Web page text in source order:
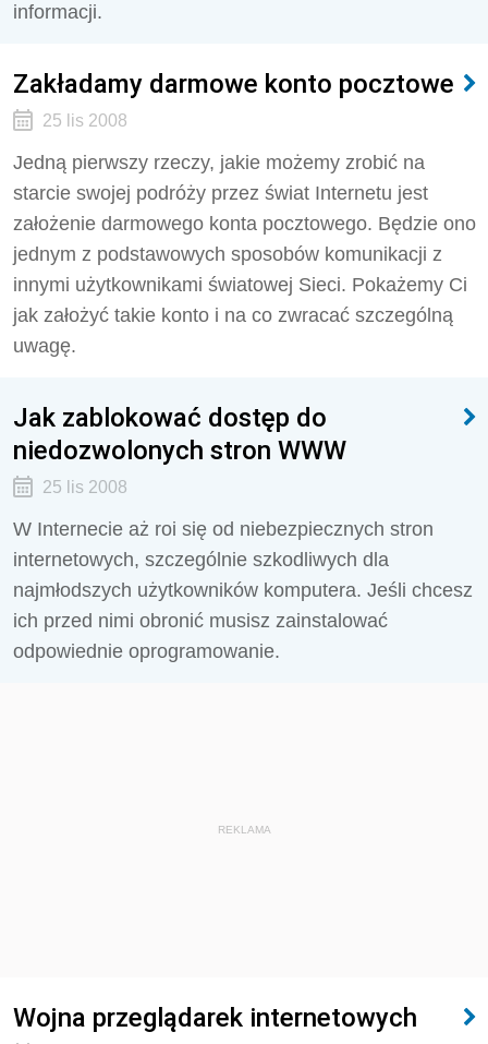
informacji.
Zakładamy darmowe konto pocztowe
25 lis 2008
Jedną pierwszy rzeczy, jakie możemy zrobić na
starcie swojej podróży przez świat Internetu jest
założenie darmowego konta pocztowego. Będzie ono
jednym z podstawowych sposobów komunikacji z
innymi użytkownikami światowej Sieci. Pokażemy Ci
jak założyć takie konto i na co zwracać szczególną
uwagę.
Jak zablokować dostęp do
niedozwolonych stron WWW
25 lis 2008
W Internecie aż roi się od niebezpiecznych stron
internetowych, szczególnie szkodliwych dla
najmłodszych użytkowników komputera. Jeśli chcesz
ich przed nimi obronić musisz zainstalować
odpowiednie oprogramowanie.
REKLAMA
Wojna przeglądarek internetowych